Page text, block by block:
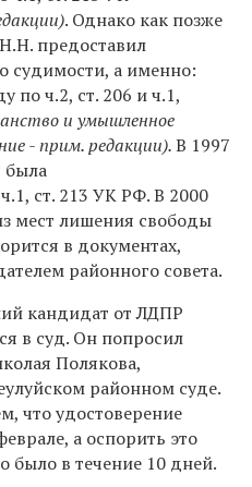
. Однако как позже
предоставил
судимости, а именно:
по ч.2, ст. 206 и ч.1,
и умышленное
- прим. редакции).В 1997
была
ст. 213 УК РФ. В 2000
мест лишения свободы
в документах,
районного совета.
кандидат от ЛДПР
в суд. Он попросил
Полякова,
районном суде.
что удостоверение
а оспорить это
в течение 10 дней.